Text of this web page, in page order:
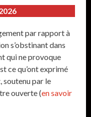
par rapport à
s’obstinant dans
qui ne provoque
ce qu’ont exprimé
soutenu par le
ouverte (en savoir